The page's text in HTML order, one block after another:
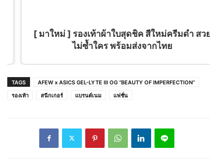
[ มาใหม่ ] รองเท้าผ้าใบสุดชิค สีใหม่ครีมดำ สวย
ไม่ซ้ำใคร พร้อมส่งจากไทย
TAGS
AFEW x ASICS GEL-LYTE III OG “BEAUTY OF IMPERFECTION”
รองเท้า
สนีกเกอร์ แบรนด์เนม แฟชั่น